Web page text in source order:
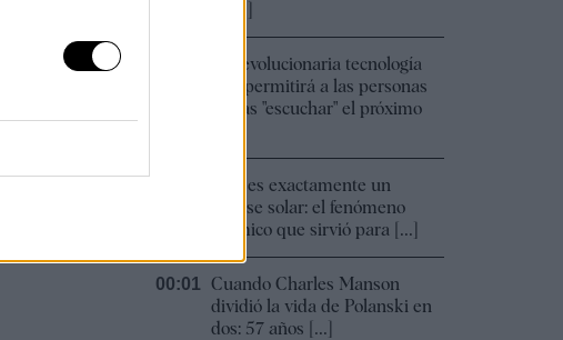
La revolucionaria tecnología
que permitirá a las personas
ciegas "escuchar" el próximo
Qué es exactamente un
eclipse solar: el fenómeno
cósmico que sirvió para [...]
00:01 Cuando Charles Manson
dividió la vida de Polanski en
dos: 57 años [...]